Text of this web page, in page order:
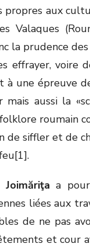
aux
Valaques
la prudence
effrayer,
à une épreuve
mais aussi la
roumain
de siffler et de
Joimăriţa a
liées aux
de ne pas
et cour